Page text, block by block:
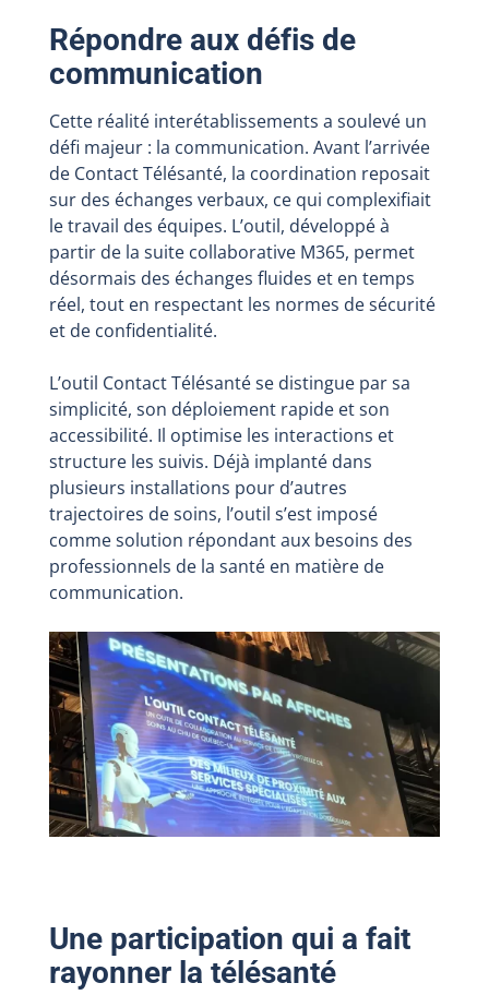
Répondre aux défis de
communication
Cette réalité interétablissements a soulevé un
défi majeur : la communication. Avant l’arrivée
de Contact Télésanté, la coordination reposait
sur des échanges verbaux, ce qui complexifiait
le travail des équipes. L’outil, développé à
partir de la suite collaborative M365, permet
désormais des échanges fluides et en temps
réel, tout en respectant les normes de sécurité
et de confidentialité.
L’outil Contact Télésanté se distingue par sa
simplicité, son déploiement rapide et son
accessibilité. Il optimise les interactions et
structure les suivis. Déjà implanté dans
plusieurs installations pour d’autres
trajectoires de soins, l’outil s’est imposé
comme solution répondant aux besoins des
professionnels de la santé en matière de
communication.
Une participation qui a fait
rayonner la télésanté